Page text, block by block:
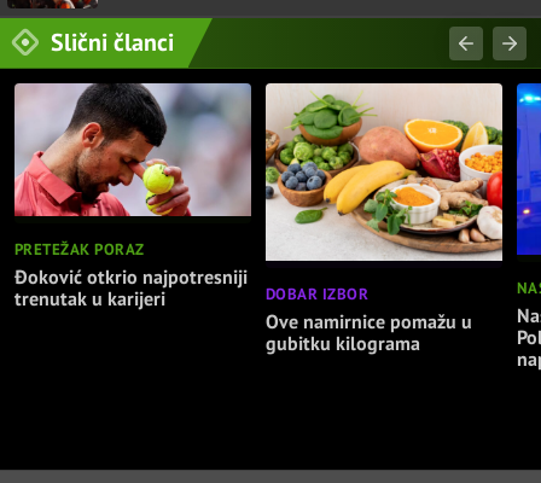
Slični članci
PRETEŽAK PORAZ
Đoković otkrio najpotresniji
trenutak u karijeri
DOBAR IZBOR
Ove namirnice pomažu u
gubitku kilograma